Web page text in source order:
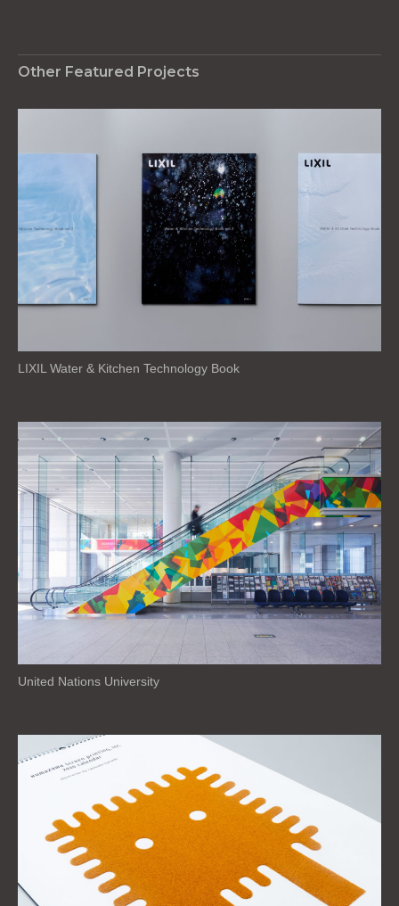
Other Featured Projects
LIXIL Water & Kitchen Technology Book
United Nations University